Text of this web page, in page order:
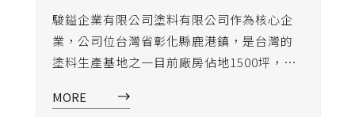
駿鎰企業有限公司塗料有限公司作為核心企
業，公司位台灣省彰化縣鹿港鎮，是台灣的
塗料生產基地之一目前廠房佔地1500坪，每
統和嚴格的質量最管理體系，保證了每樣駿
MORE